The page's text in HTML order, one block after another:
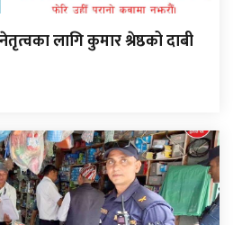
लागि कुमार श्रेष्ठको दाबी